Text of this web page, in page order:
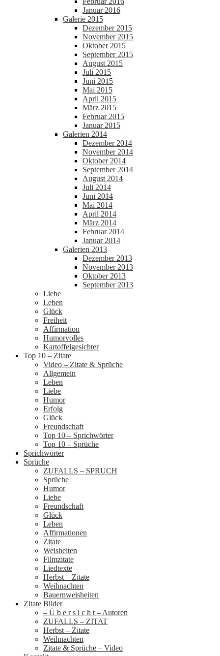
Januar 2016
Galerie 2015
Dezember 2015
November 2015
Oktober 2015
September 2015
August 2015
Juli 2015
Juni 2015
Mai 2015
April 2015
März 2015
Februar 2015
Januar 2015
Galerien 2014
Dezember 2014
November 2014
Oktober 2014
September 2014
August 2014
Juli 2014
Juni 2014
Mai 2014
April 2014
März 2014
Februar 2014
Januar 2014
Galerien 2013
Dezember 2013
November 2013
Oktober 2013
September 2013
Liebe
Leben
Glück
Freiheit
Affirmation
Humorvolles
Kartoffelgesichter
Top 10 – Zitate
Video – Zitate & Sprüche
Allgemein
Leben
Liebe
Humor
Erfolg
Glück
Freundschaft
Top 10 – Sprichwörter
Top 10 – Sprüche
Sprichwörter
Sprüche
ZUFALLS – SPRUCH
Sprüche
Humor
Liebe
Freundschaft
Glück
Leben
Affirmationen
Zitate
Weisheiten
Filmzitate
Liedtexte
Herbst – Zitate
Weihnachten
Bauernweisheiten
Zitate Bilder
– Ü b e r s i c h t – Autoren
ZUFALLS – ZITAT
Herbst – Zitate
Weihnachten
Zitate & Sprüche – Video